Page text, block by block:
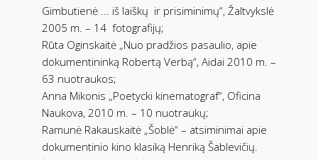
Gimbutienė ... iš laiškų ir prisiminimų“, Žaltvykslė
2005 m. – 14 fotografijų;
Rūta Oginskaitė „Nuo pradžios pasaulio, apie
dokumentininką Robertą Verbą“, Aidai 2010 m. –
63 nuotraukos;
Anna Mikonis „Poetycki kinematograf“, Oficina
Naukova, 2010 m. – 10 nuotraukų;
Ramunė Rakauskaitė „Šoblė“ – atsiminimai apie
dokumentinio kino klasiką Henriką Šablevičių.